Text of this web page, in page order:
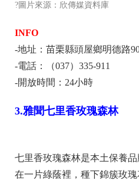
?圖片來源：欣傳媒資料庫
INFO
-地址：苗栗縣頭屋鄉明德路
-電話：（037）335-911
-開放時間：24小時
3.雅聞七里香玫瑰森林
七里香玫瑰森林是本土保養品
在一片綠蔭裡，種下錦簇玫